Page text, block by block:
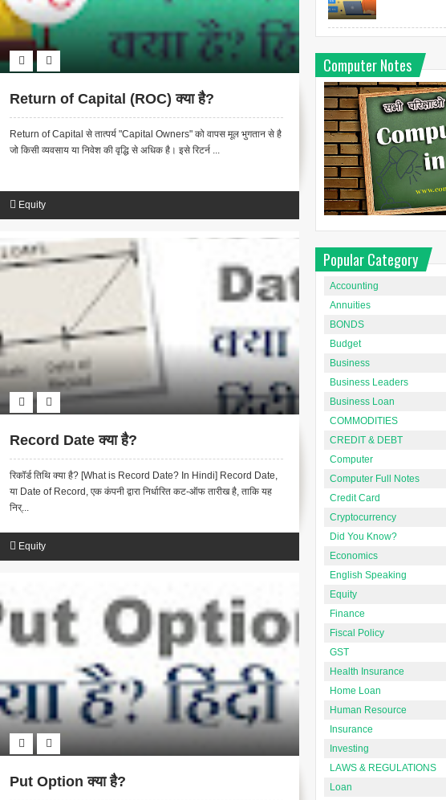
Return of Capital (ROC) क्या है?
Return of Capital से तात्पर्य "Capital Owners" को वापस मूल भुगतान से है
जो किसी व्यवसाय या निवेश की वृद्धि से अधिक है। इसे रिटर्न ...
Equity
Record Date क्या है?
रिकॉर्ड तिथि क्या है? [What is Record Date? In Hindi] Record Date,
या Date of Record, एक कंपनी द्वारा निर्धारित कट-ऑफ तारीख है, ताकि यह
निर्...
Equity
Put Option क्या है?
Computer Notes
Popular Category
Accounting
Annuities
BONDS
Budget
Business
Business Leaders
Business Loan
COMMODITIES
CREDIT & DEBT
Computer
Computer Full Notes
Credit Card
Cryptocurrency
Did You Know?
Economics
English Speaking
Equity
Finance
Fiscal Policy
GST
Health Insurance
Home Loan
Human Resource
Insurance
Investing
LAWS & REGULATIONS
Loan